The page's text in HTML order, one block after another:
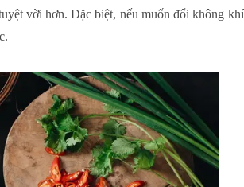
vời hơn. Đặc biệt, nếu muốn đổi không